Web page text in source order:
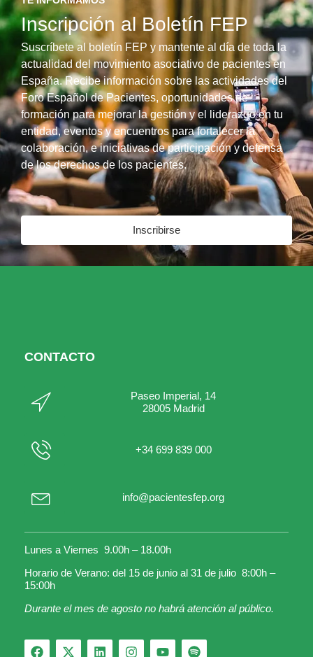
Inscripción al Boletín FEP
Suscríbete al boletín FEP y mantente al día de toda la
actualidad del movimiento asociativo de pacientes en
España. Recibe información sobre las actividades del
Foro Español de Pacientes, oportunidades de
formación para mejorar la gestión y el liderazgo en tu
entidad, eventos y encuentros para fortalecer la
colaboración, e iniciativas de participación y defensa
de los derechos de los pacientes.
Inscribirse
CONTACTO
Paseo Imperial, 14
28005 Madrid
+34 699 839 000
info@pacientesfep.org
Lunes a Viernes 9.00h – 18.00h
Horario de Verano: del 15 de junio al 31 de julio 8:00h –
15:00h
Durante el mes de agosto no habrá atención al público.